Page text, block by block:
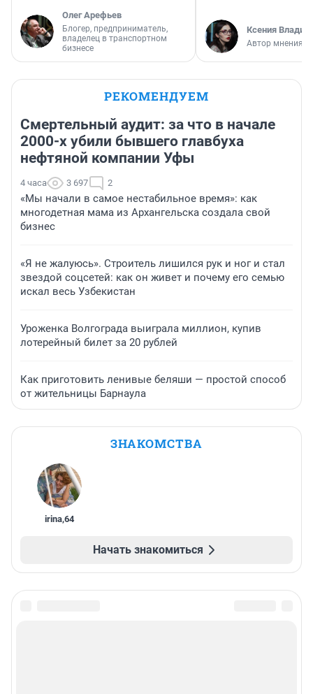
Олег Арефьев
Блогер, предприниматель,
владелец в транспортном
бизнесе
Ксения
Автор мнения
РЕКОМЕНДУЕМ
Смертельный аудит: за что в начале
2000-х убили бывшего главбуха
нефтяной компании Уфы
4 часа 3 697 2
«Мы начали в самое нестабильное время»: как
многодетная мама из Архангельска создала свой
бизнес
«Я не жалуюсь». Строитель лишился рук и ног и стал
звездой соцсетей: как он живет и почему его семью
искал весь Узбекистан
Уроженка Волгограда выиграла миллион, купив
лотерейный билет за 20 рублей
Как приготовить ленивые беляши — простой способ
от жительницы Барнаула
ЗНАКОМСТВА
irina,64
Начать знакомиться